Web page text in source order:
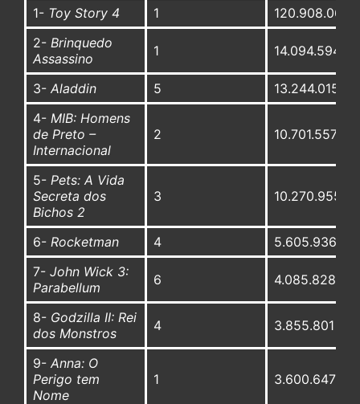
1- Toy Story 4 1
120.908.065
2- Brinquedo
Assassino
1 14.094.594
3- Aladdin 5
13.244.015
4- MIB: Homens
de Preto –
Internacional
2 10.701.557
5- Pets: A Vida
Secreta dos
Bichos 2
3 10.270.955
6- Rocketman 4
5.605.936
7- John Wick 3:
Parabellum
6 4.085.828
8- Godzilla II: Rei
dos Monstros
4 3.855.801
9- Anna: O
Perigo tem
Nome
1 3.600.647